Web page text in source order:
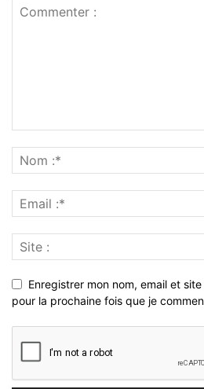
Enregistrer mon nom, email et
pour la prochaine fois que je